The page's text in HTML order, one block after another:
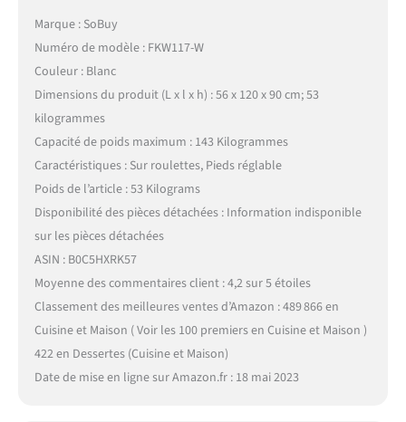
Marque : SoBuy
Numéro de modèle : FKW117-W
Couleur : Blanc
Dimensions du produit (L x l x h) : 56 x 120 x 90 cm; 53
kilogrammes
Capacité de poids maximum : 143 Kilogrammes
Caractéristiques : Sur roulettes, Pieds réglable
Poids de l’article : 53 Kilograms
Disponibilité des pièces détachées : Information indisponible
sur les pièces détachées
ASIN : B0C5HXRK57
Moyenne des commentaires client : 4,2 sur 5 étoiles
Classement des meilleures ventes d’Amazon : 489 866 en
Cuisine et Maison ( Voir les 100 premiers en Cuisine et Maison )
422 en Dessertes (Cuisine et Maison)
Date de mise en ligne sur Amazon.fr : 18 mai 2023